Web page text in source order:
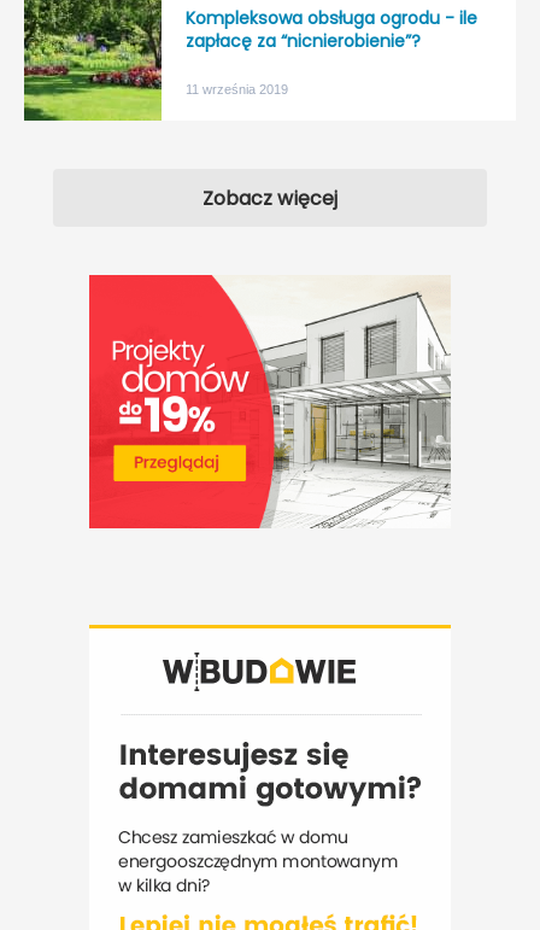
Kompleksowa obsługa ogrodu - ile
zapłacę za “nicnierobienie”?
11 września 2019
Zobacz więcej